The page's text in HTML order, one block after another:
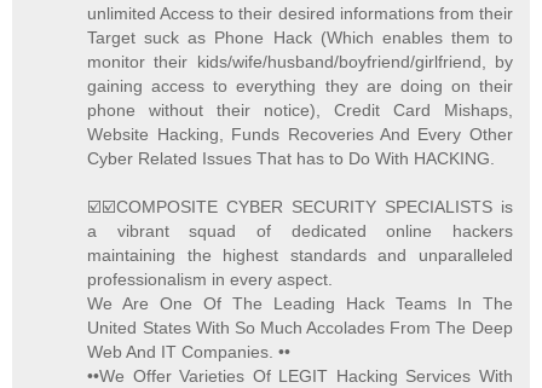
unlimited Access to their desired informations from their
Target suck as Phone Hack (Which enables them to
monitor their kids/wife/husband/boyfriend/girlfriend, by
gaining access to everything they are doing on their
phone without their notice), Credit Card Mishaps,
Website Hacking, Funds Recoveries And Every Other
Cyber Related Issues That has to Do With HACKING.
☑️☑️COMPOSITE CYBER SECURITY SPECIALISTS is
a vibrant squad of dedicated online hackers
maintaining the highest standards and unparalleled
professionalism in every aspect.
We Are One Of The Leading Hack Teams In The
United States With So Much Accolades From The Deep
Web And IT Companies. ••
••We Offer Varieties Of LEGIT Hacking Services With